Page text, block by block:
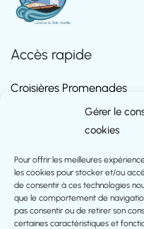
Gérer le
cookies
Pour offrir les meilleures
les cookies pour stocker et/ou
de consentir à ces technologies
que le comportement de
pas consentir ou de retirer son
certaines caractéristiques et
Accès rapide
Croisières Promenades
Croisières Repas
Réserver croisière /
Réserver nuitée
Repas
Conditions générales de